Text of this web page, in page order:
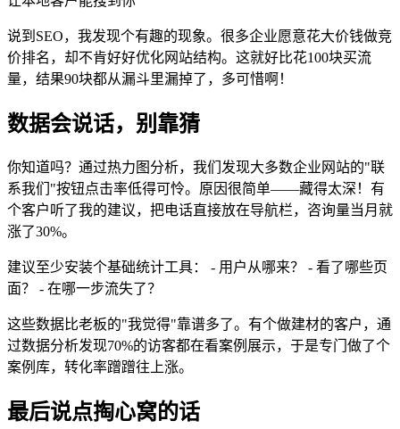
说到SEO，我发现个有趣的现象。很多企业愿意花大价钱做竞
价排名，却不肯好好优化网站结构。这就好比花100块买流
量，结果90块都从漏斗里漏掉了，多可惜啊！
数据会说话，别靠猜
你知道吗？通过热力图分析，我们发现大多数企业网站的"联
系我们"按钮点击率低得可怜。原因很简单——藏得太深！有
个客户听了我的建议，把电话直接放在导航栏，咨询量当月就
涨了30%。
建议至少安装个基础统计工具： - 用户从哪来？ - 看了哪些页
面？ - 在哪一步流失了？
这些数据比老板的"我觉得"靠谱多了。有个做建材的客户，通
过数据分析发现70%的访客都在看案例展示，于是专门做了个
案例库，转化率蹭蹭往上涨。
最后说点掏心窝的话